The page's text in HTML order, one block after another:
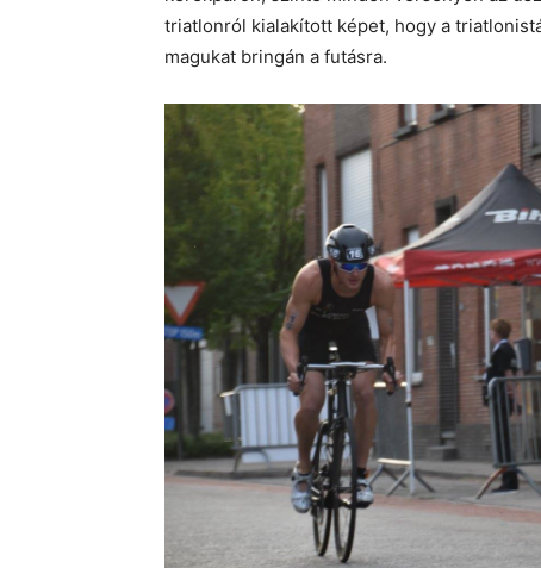
triatlonról kialakított képet, hogy a
magukat bringán a futásra.